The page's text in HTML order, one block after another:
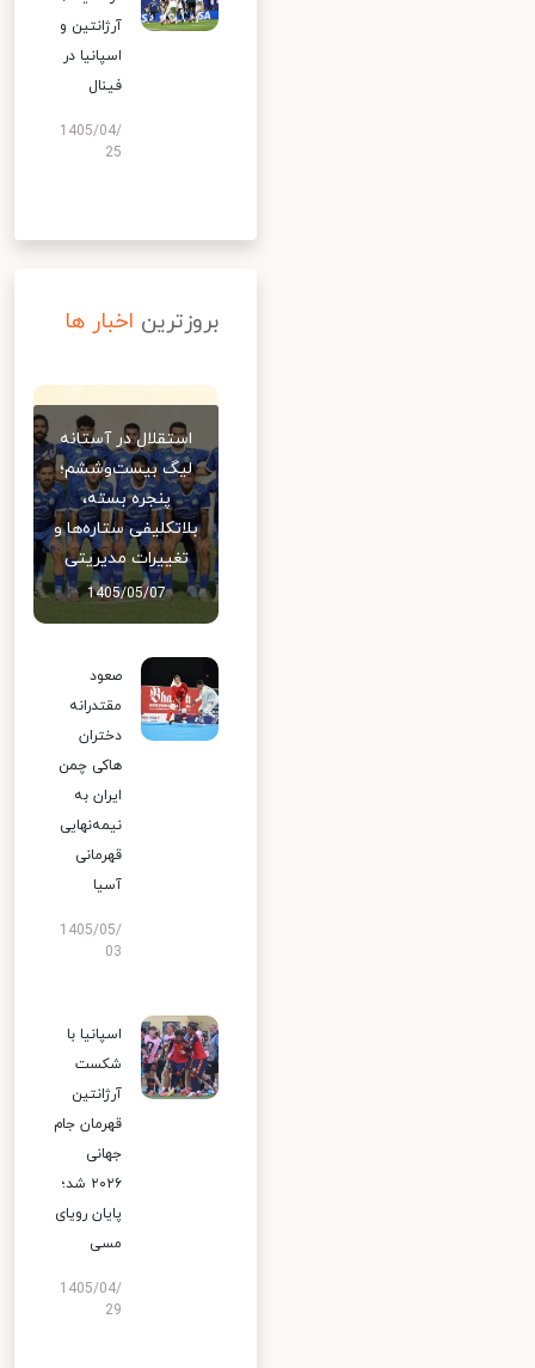
آرژانتین و
اسپانیا در
فینال
1405/04/
25
بروزترین اخبار ها
استقلال در آستانه
لیگ بیست‌وششم؛
پنجره بسته،
بلاتکلیفی ستاره‌ها و
تغییرات مدیریتی
1405/05/07
صعود
مقتدرانه
دختران
هاکی چمن
ایران به
نیمه‌نهایی
قهرمانی
آسیا
1405/05/
03
اسپانیا با
شکست
آرژانتین
قهرمان جام
جهانی
۲۰۲۶ شد؛
پایان رویای
مسی
1405/04/
29